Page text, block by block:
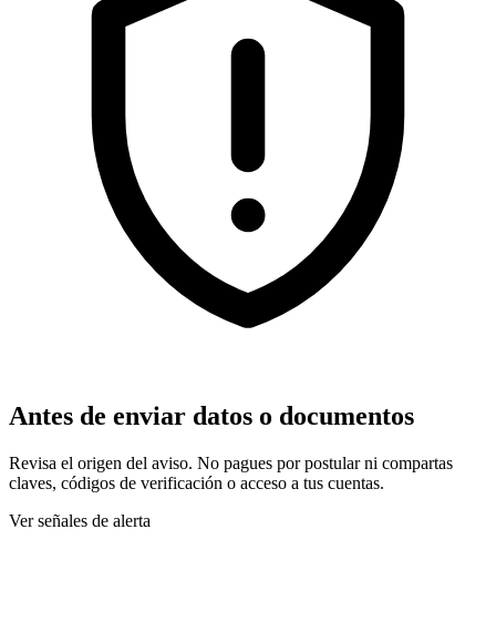
Antes de enviar datos o documentos
Revisa el origen del aviso. No pagues por postular ni compartas
claves, códigos de verificación o acceso a tus cuentas.
Ver señales de alerta